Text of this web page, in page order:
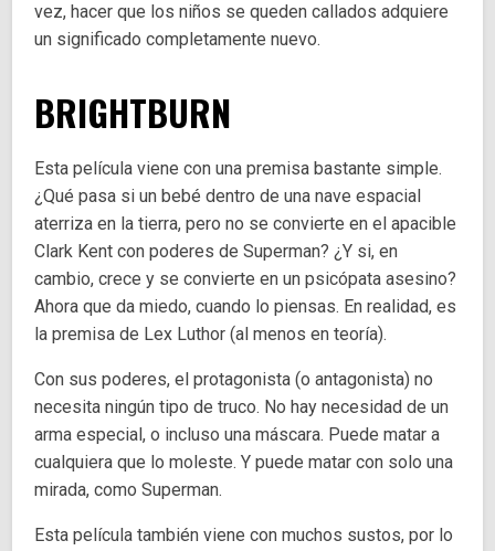
vez, hacer que los niños se queden callados adquiere
un significado completamente nuevo.
BRIGHTBURN
Esta película viene con una premisa bastante simple.
¿Qué pasa si un bebé dentro de una nave espacial
aterriza en la tierra, pero no se convierte en el apacible
Clark Kent con poderes de Superman? ¿Y si, en
cambio, crece y se convierte en un psicópata asesino?
Ahora que da miedo, cuando lo piensas. En realidad, es
la premisa de Lex Luthor (al menos en teoría).
Con sus poderes, el protagonista (o antagonista) no
necesita ningún tipo de truco. No hay necesidad de un
arma especial, o incluso una máscara. Puede matar a
cualquiera que lo moleste. Y puede matar con solo una
mirada, como Superman.
Esta película también viene con muchos sustos, por lo